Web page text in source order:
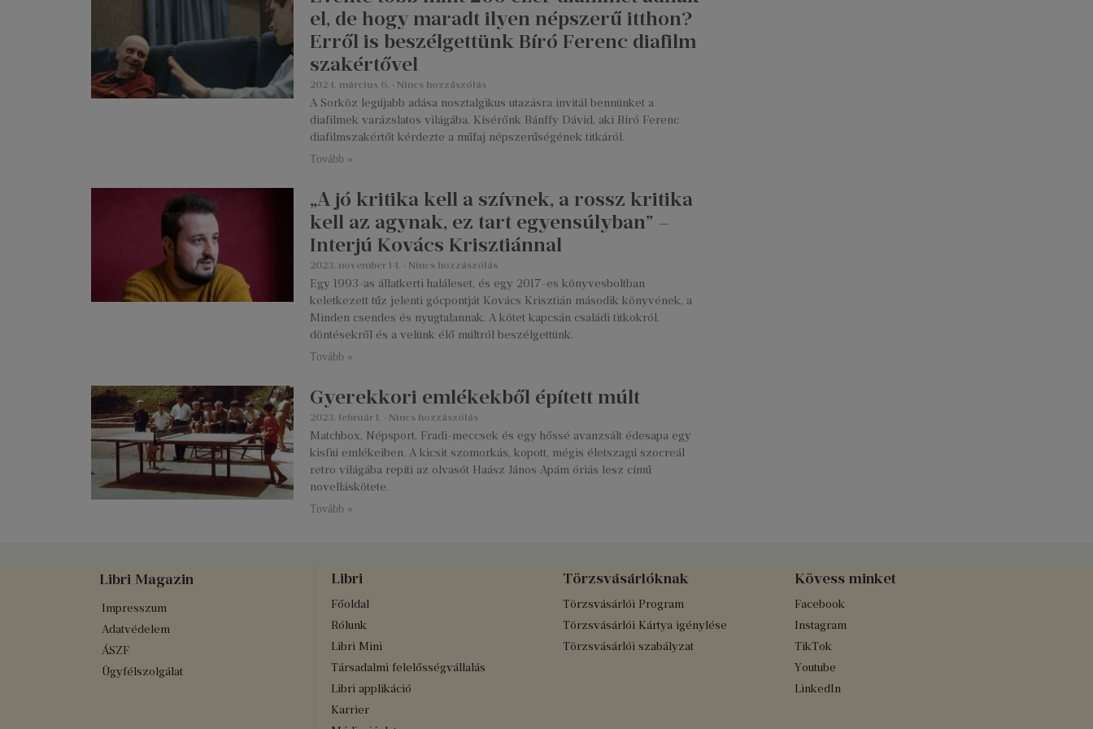
el, de hogy maradt ilyen népszerű itthon?
Erről is beszélgettünk Bíró Ferenc diafilm
szakértővel
2024. március 6. Nincs hozzászólás
A Sorköz legújabb adása nosztalgikus utazásra invitál bennünket a
diafilmek varázslatos világába. Kísérőnk Bánffy Dávid, aki Bíró Ferenc
diafilmszakértőt kérdezte a műfaj népszerűségének titkáról.
Tovább »
„A jó kritika kell a szívnek, a rossz kritika
kell az agynak, ez tart egyensúlyban” –
Interjú Kovács Krisztiánnal
2023. november 14. Nincs hozzászólás
Egy 1993-as állatkerti haláleset, és egy 2017-es könyvesboltban
keletkezett tűz jelenti gócpontját Kovács Krisztián második könyvének, a
Minden csendes és nyugtalannak. A kötet kapcsán családi titkokról,
döntésekről és a velünk élő múltról beszélgettünk.
Tovább »
Gyerekkori emlékekből épített múlt
2023. február 1. Nincs hozzászólás
Matchbox, Népsport, Fradi-meccsek és egy hőssé avanzsált édesapa egy
kisfiú emlékeiben. A kicsit szomorkás, kopott, mégis életszagú szocreál
retro világába repíti az olvasót Haász János Apám óriás lesz című
novelláskötete.
Tovább »
Libri Magazin
Impresszum
Adatvédelem
ÁSZF
Ügyfélszolgálat
Libri
Főoldal
Rólunk
Libri Mini
Társadalmi felelősségvállalás
Libri applikáció
Karrier
Törzsvásárlóknak
Törzsvásárlói Program
Törzsvásárlói Kártya igénylése
Törzsvásárlói szabályzat
Kövess minket
Facebook
Instagram
TikTok
Youtube
LinkedIn